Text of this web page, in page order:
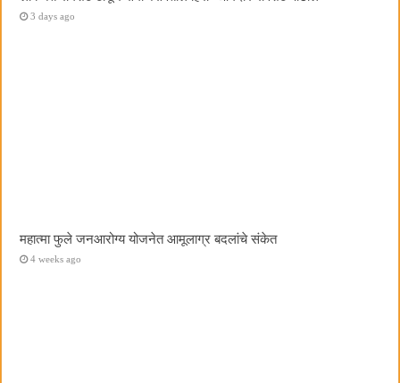
3 days ago
महात्मा फुले जनआरोग्य योजनेत आमूलाग्र बदलांचे संकेत
4 weeks ago